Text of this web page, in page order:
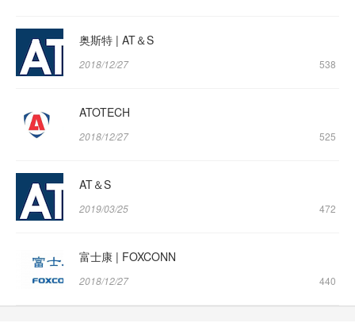
奥斯特 | AT＆S
2018/12/27 538
ATOTECH
2018/12/27 525
AT＆S
2019/03/25 472
富士康 | FOXCONN
2018/12/27 440